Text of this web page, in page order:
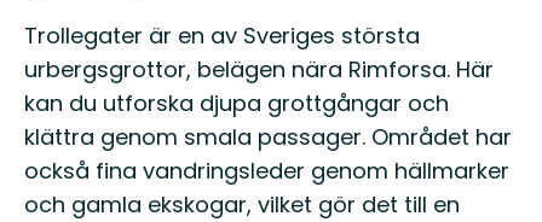
Trollegater är en av Sveriges största
urbergsgrottor, belägen nära Rimforsa. Här
kan du utforska djupa grottgångar och
klättra genom smala passager. Området har
också fina vandringsleder genom hällmarker
och gamla ekskogar, vilket gör det till en